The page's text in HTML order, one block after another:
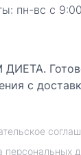
пн-вс с
с
персональных